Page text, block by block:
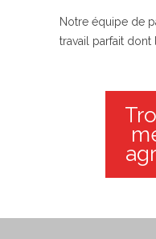
Notre équipe de
travail parfait dont